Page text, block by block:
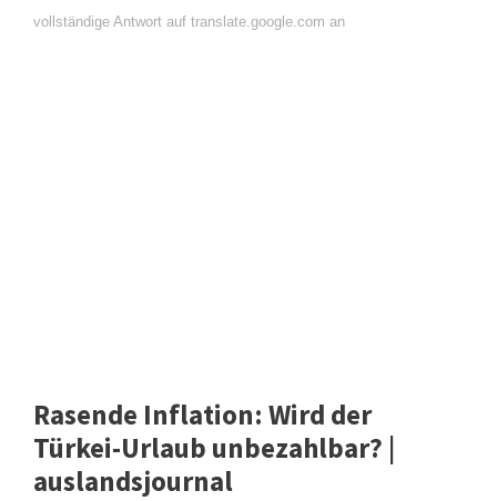
vollständige Antwort auf translate.google.com an
Rasende Inflation: Wird der
Türkei-Urlaub unbezahlbar? |
auslandsjournal